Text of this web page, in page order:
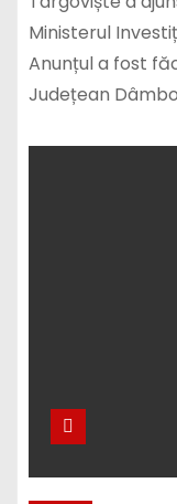
Ministerul
Anunțul a fost
Județean